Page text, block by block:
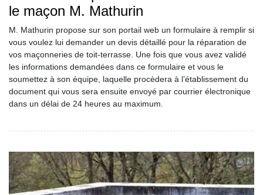
le maçon M. Mathurin
M. Mathurin propose sur son portail web un formulaire à remplir si
vous voulez lui demander un devis détaillé pour la réparation de
vos maçonneries de toit-terrasse. Une fois que vous avez validé
les informations demandées dans ce formulaire et vous le
soumettez à son équipe, laquelle procèdera à l’établissement du
document qui vous sera ensuite envoyé par courrier électronique
dans un délai de 24 heures au maximum.